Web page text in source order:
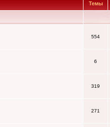
Темы
554
6
319
271